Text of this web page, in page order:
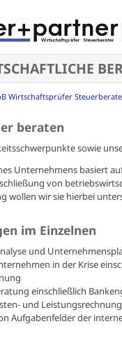
Wirtschaftsprüfer
beraten
sowie
Unternehmens basiert
von
wollen wir sie hierbei
im Einzelnen
und
in der Krise
einschließlich
und
Aufgabenfelder der